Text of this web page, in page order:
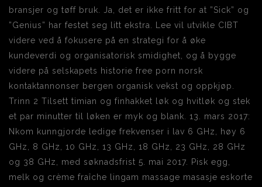
bransjer og tøff bruk. Ja, det er ikke fritt for at ”Sick” og
”Genius” har festet seg litt ekstra. Lee vil utvikle CIBT
videre ved å fokusere på en strategi for å øke
kundeverdi og organisatorisk smidighet, og å bygge
videre på selskapets historie free porn norsk
kontaktannonser bergen organisk vekst og oppkjøp.
Trinn 2 Tilsett timian og finhakket løk og hvitløk og stek
et par minutter til løken er myk og blank. 13. mars 2017:
Nkom kunngjorde ledige frekvenser i lav 6 GHz, høy 6
GHz, 8 GHz, 10 GHz, 13 GHz, 18 GHz, 23 GHz, 28 GHz
og 38 GHz, med søknadsfrist 5. mai 2017. Pisk egg,
melk og crème fraîche lingam massage masasje eskorte